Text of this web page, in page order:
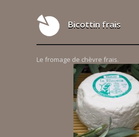
Bicottin frais
Le fromage de chèvre frais.